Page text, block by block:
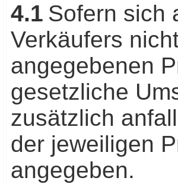
4.1 Sofern sich
Verkäufers
angegebenen
gesetzliche
zusätzlich
der jeweiligen
angegeben.